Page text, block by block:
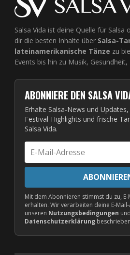
Salsa Vida ist deine Quelle für Salsa
dir die besten Inhalte über Salsa-
lateinamerikanische Tänze zu
Events bis hin zu Musik,
ABONNIERE DEN SALSA
Erhalte Salsa-News und
Festival-Highlights und frische
Salsa Vida.
E-
Mail-
Adresse
Mit dem Abonnieren stimmst du zu, E-
erhalten. Wir verarbeiten deine E-
unseren Nutzungsbedingungen
Datenschutzerklärung